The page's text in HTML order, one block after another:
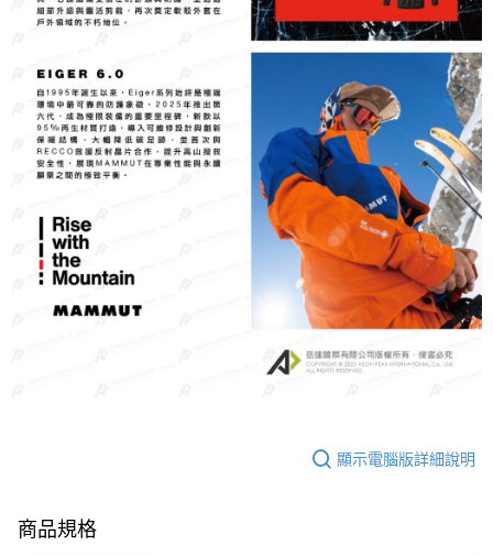
顯示電腦版詳細說明
商品規格